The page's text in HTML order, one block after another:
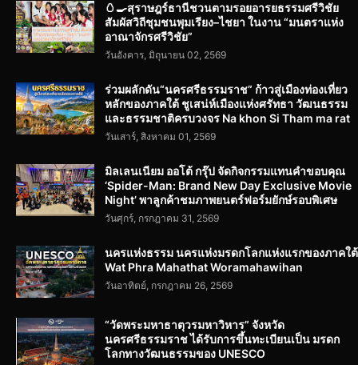
🥚🍳สุราษฎร์ธานีชวนตามรอยอารยธรรมศรีวิชัย
สัมผัสวิถีชุมชนพุมเรียง–ไชยา ในงาน “มนตราแห่ง
อาณาจักรศรีวิชัย”
วันอังคาร, มิถุนายน 02, 2569
ร่วมผลักดัน“นครศรีธรรมราช” ก้าวสู่เมืองท่องเที่ยว
หลักของภาคใต้ ชูเสน่ห์เมืองแห่งศรัทธา วัฒนธรรม
และธรรมชาติครบวงจร Na khon Si Tham ma rat
วันเสาร์, สิงหาคม 01, 2569
มิลเลนเนียม ออโต้ กรุ๊ป จัดกิจกรรมแทนคำขอบคุณ
‘Spider-Man: Brand New Day Exclusive Movie
Night’ พาลูกค้าชมภาพยนตร์ฟอร์มยักษ์รอบพิเศษ
วันศุกร์, กรกฎาคม 31, 2569
นครแห่งธรรม นครแห่งมรดกโลกแห่งแรกของภาคใต้
Wat Phra Mahathat Woramahawihan
วันอาทิตย์, กรกฎาคม 26, 2569
“วัดพระมหาธาตุวรมหาวิหาร” จังหวัด
นครศรีธรรมราช ได้รับการขึ้นทะเบียนเป็น มรดก
โลกทางวัฒนธรรมของ UNESCO